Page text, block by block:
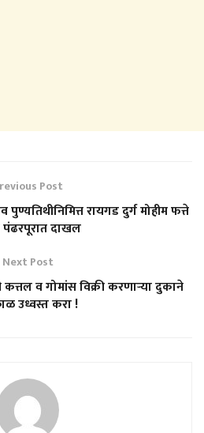
Post
पुण्यतिथीनिमित्त रायगड दुर्ग मोहीम फत्ते
दाखल
Next Post
व गोमांस विक्री करणाऱ्या दुकाने
उध्वस्त करा !